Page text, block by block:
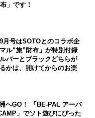
」です！
月号はSOTOとのコラボ企
ル“旅”財布」が特別付録
バーとブラックどちらが
かは、開けてからのお楽
へGO！ 「BE-PAL アーバ
」でソト遊びにぴった